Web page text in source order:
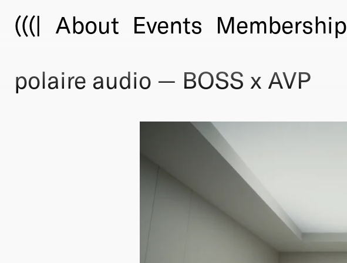
(((| About Events Membership
polaire audio — BOSS x AVP